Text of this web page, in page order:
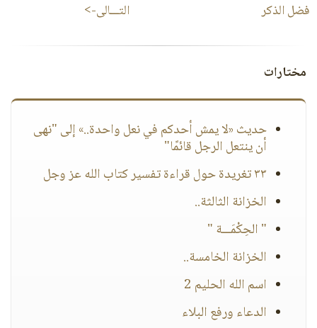
فضل الذكر
التـــالى->
مختارات
حديث «لا يمش أحدكم في نعل واحدة..» إلى "نهى
أن ينتعل الرجل قائمًا"
٣٣ تغريدة حول قراءة تفسير كتاب الله عز وجل
الخزانة الثالثة..
" الحِكْمَـــة "
الخزانة الخامسة..
اسم الله الحليم 2
الدعاء ورفع البلاء